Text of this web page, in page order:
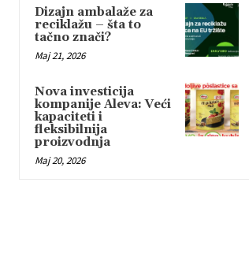
Dizajn ambalaže za
reciklažu – šta to
tačno znači?
Maj 21, 2026
Nova investicija
kompanije Aleva: Veći
kapaciteti i
fleksibilnija
proizvodnja
Maj 20, 2026